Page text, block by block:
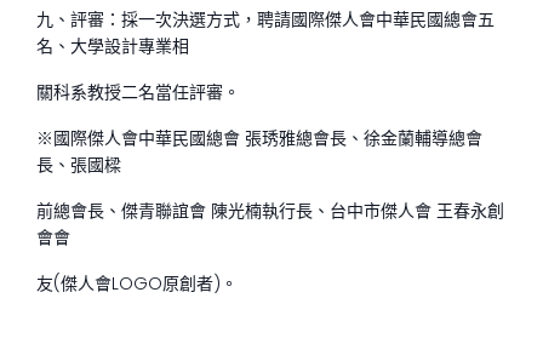
九、評審：採一次決選方式，聘請國際傑人會中華民國總會五
名、大學設計專業相
關科系教授二名當任評審。
※國際傑人會中華民國總會 張琇雅總會長、徐金蘭輔導總會
長、張國樑
前總會長、傑青聯誼會 陳光楠執行長、台中市傑人會 王春永創
會會
友(傑人會LOGO原創者)。